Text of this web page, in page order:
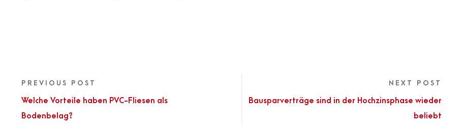
PREVIOUS POST
Welche Vorteile haben PVC-Fliesen als
Bodenbelag?
NEXT POST
Bausparverträge sind in der Hochzinsphase wieder
beliebt